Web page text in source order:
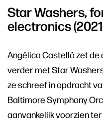
Star Washers,
electronics
Angélica Castelló zet de
verder met Star
ze schreef in opdracht
Baltimore Symphony
aanvankelijk voorzien